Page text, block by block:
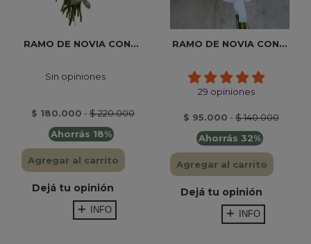
RAMO DE NOVIA CON...
Sin opiniones
$ 180.000 -$ 220.000
Ahorrás 18%
Agregar al carrito
Dejá tu opinión
INFO
RAMO DE NOVIA CON...
29 opiniones
$ 95.000 - $ 140.000
Ahorrás 32%
Agregar al carrito
Dejá tu opinión
INFO